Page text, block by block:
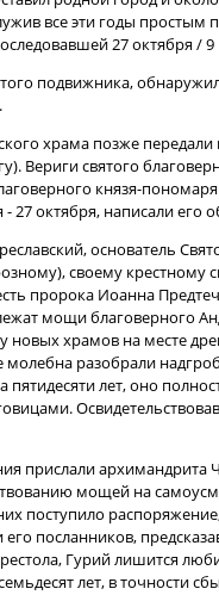
все эти годы
27 октября / 9
подвижника,
храма позже
Вериги святого
князя-
27 октября, написали его
основатель
своему
пророка Иоанна
мощи благоверного
новых храмов на месте
разобрали
пятидесяти лет, оно
прислали архимандрита
мощей на
поступило
посланников,
Гурий лишится
лет, в точности